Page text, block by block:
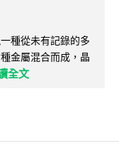
種從未有記錄的多
金屬混合而成，晶
全文